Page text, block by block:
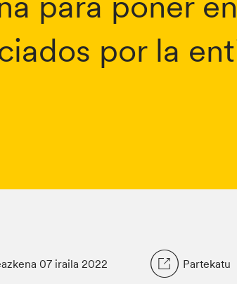
por la
07 iraila 2022 Partekatu